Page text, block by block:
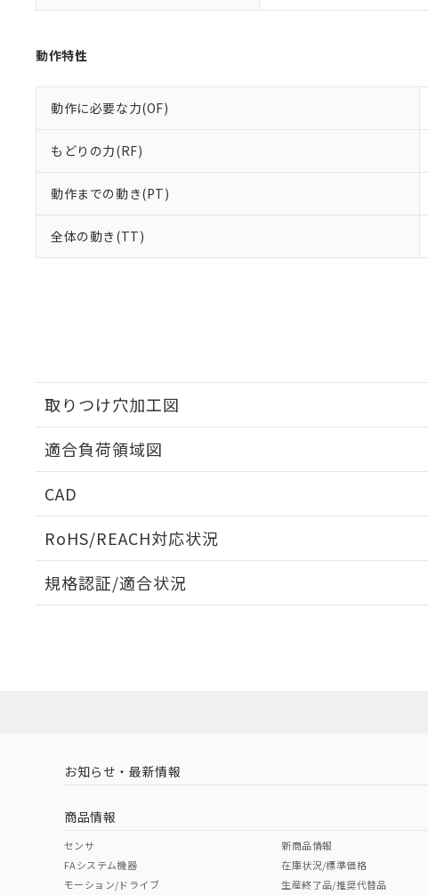
動作特性
動作に必要な力(OF)
もどりの力(RF)
動作までの動き(PT)
全体の動き(TT)
取りつけ穴加工図
適合負荷領域図
CAD
RoHS/REACH対応状況
EU RoHS 注意事項・凡例
中国 RoHS 注意事項・凡例
中国 RoHS表
Pb Hg Cr(VI)
規格認証/適合状況
（イギリス
（ノルウェー
お知らせ・最新情報
商品情報
センサ
FAシステム機器
モーション/ドライブ
新商品情報
在庫状況/標準価格
生産終了品/推奨代替品